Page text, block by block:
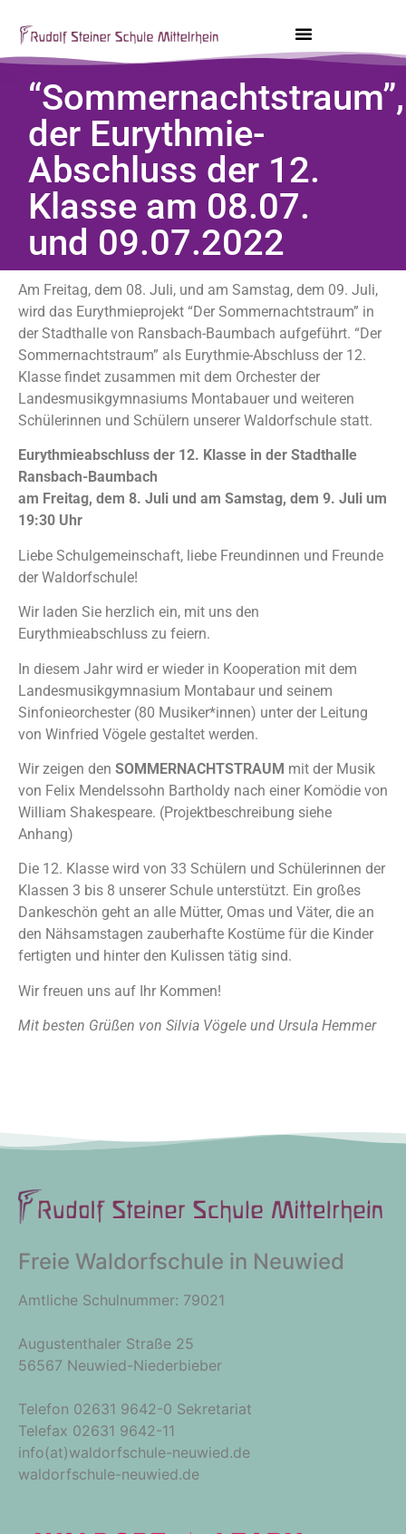
“Sommernachtstraum”,
der Eurythmie-
Abschluss der 12.
Klasse am 08.07.
und 09.07.2022
Am Freitag, dem 08. Juli, und am Samstag, dem 09. Juli,
wird das Eurythmieprojekt “Der Sommernachtstraum” in
der Stadthalle von Ransbach-Baumbach aufgeführt. “Der
Sommernachtstraum” als Eurythmie-Abschluss der 12.
Klasse findet zusammen mit dem Orchester der
Landesmusikgymnasiums Montabauer und weiteren
Schülerinnen und Schülern unserer Waldorfschule statt.
Eurythmieabschluss der 12. Klasse in der Stadthalle
Ransbach-Baumbach
am Freitag, dem 8. Juli und am Samstag, dem 9. Juli um
19:30 Uhr
Liebe Schulgemeinschaft, liebe Freundinnen und Freunde
der Waldorfschule!
Wir laden Sie herzlich ein, mit uns den
Eurythmieabschluss zu feiern.
In diesem Jahr wird er wieder in Kooperation mit dem
Landesmusikgymnasium Montabaur und seinem
Sinfonieorchester (80 Musiker*innen) unter der Leitung
von Winfried Vögele gestaltet werden.
Wir zeigen den SOMMERNACHTSTRAUM mit der Musik
von Felix Mendelssohn Bartholdy nach einer Komödie von
William Shakespeare. (Projektbeschreibung siehe
Anhang)
Die 12. Klasse wird von 33 Schülern und Schülerinnen der
Klassen 3 bis 8 unserer Schule unterstützt. Ein großes
Dankeschön geht an alle Mütter, Omas und Väter, die an
den Nähsamstagen zauberhafte Kostüme für die Kinder
fertigten und hinter den Kulissen tätig sind.
Wir freuen uns auf Ihr Kommen!
Mit besten Grüßen von Silvia Vögele und Ursula Hemmer
Freie Waldorfschule in Neuwied
Amtliche Schulnummer: 79021
Augustenthaler Straße 25
56567 Neuwied-Niederbieber
Telefon 02631 9642-0 Sekretariat
Telefax 02631 9642-11
info(at)waldorfschule-neuwied.de
waldorfschule-neuwied.de